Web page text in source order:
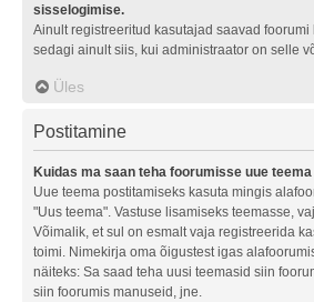
sisselogimise.
Ainult registreeritud kasutajad saavad
sedagi ainult siis, kui administraator on selle
Üles
Postitamine
Kuidas ma saan teha foorumisse uue
Uue teema postitamiseks kasuta mingis
"Uus teema". Vastuse lisamiseks teemasse,
Võimalik, et sul on esmalt vaja registreerida
toimi. Nimekirja oma õigustest igas
näiteks: Sa saad teha uusi teemasid siin
siin foorumis manuseid, jne.